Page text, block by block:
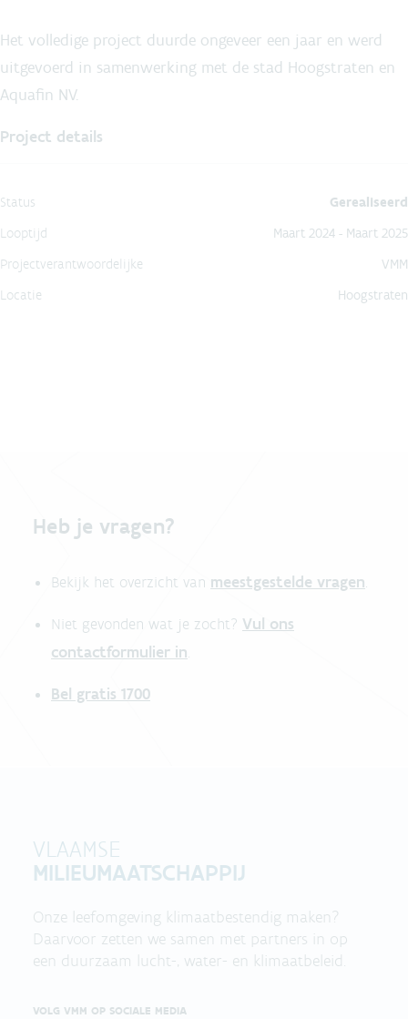
Het volledige project duurde ongeveer een jaar en werd
uitgevoerd in samenwerking met de stad Hoogstraten en
Aquafin NV.
Project details
Status
Gerealiseerd
Looptijd
Maart 2024 - Maart 2025
Projectverantwoordelijke
VMM
Locatie
Hoogstraten
Heb je vragen?
Bekijk het overzicht van meestgestelde vragen.
Niet gevonden wat je zocht? Vul ons
contactformulier in.
Bel gratis 1700
VLAAMSE
MILIEUMAATSCHAPPIJ
Onze leefomgeving klimaatbestendig maken?
Daarvoor zetten we samen met partners in op
een duurzaam lucht-, water- en klimaatbeleid.
VOLG VMM OP SOCIALE MEDIA